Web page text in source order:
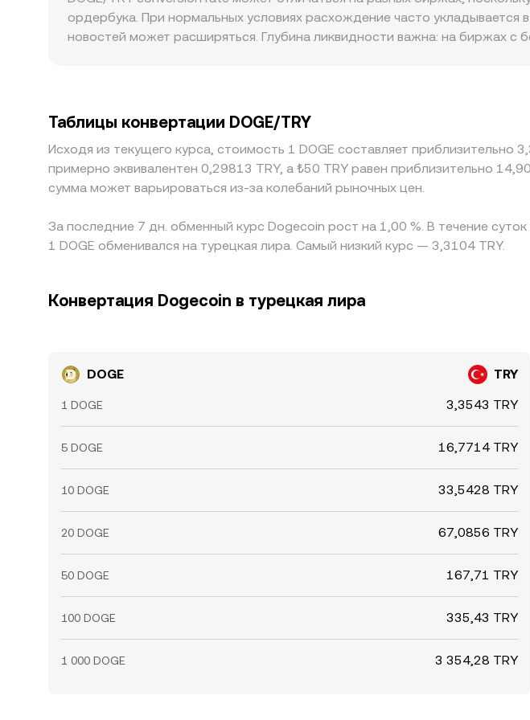
DOGE/TRY conversion rate на платформе учитывает мгновенное
ликвидность и объемы на нескольких рынках.
ордербука. При нормальных условиях расхождение часто
новостей может расширяться. Глубина ликвидности важна: на биржах
торгуется против USDT, а затем цена переводится в TRY через USDT/
итоговую котировку DOGE/TRY. Арбитраж между биржами помогает
комиссии, лимиты на ввод/вывод в TRY и риски исполнения оставляют
Таблицы конвертации DOGE/TRY
Исходя из текущего курса, стоимость 1 DOGE составляет
примерно эквивалентен 0,29813 TRY, а ₺50 TRY равен приблизительно
сумма может варьироваться из-за колебаний рыночных цен.
За последние 7 дн. обменный курс Dogecoin рост на 1,00 %. В течение
1 DOGE обменивался на турецкая лира. Самый низкий курс — 3,3104 TRY.
Конвертация Dogecoin в турецкая лира
DOGE TRY
1 DOGE 3,3543 TRY
5 DOGE 16,7714 TRY
10 DOGE 33,5428 TRY
20 DOGE 67,0856 TRY
50 DOGE 167,71 TRY
100 DOGE 335,43 TRY
1 000 DOGE 3 354,28 TRY